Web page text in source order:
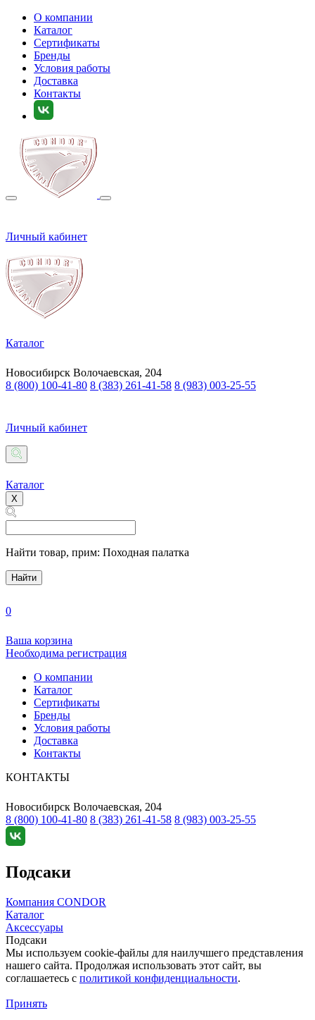
О компании
Каталог
Сертификаты
Бренды
Условия работы
Доставка
Контакты
Личный кабинет
Каталог
Новосибирск Волочаевская, 204
8 (800) 100-41-80 8 (383) 261-41-58 8 (983) 003-25-55
Личный кабинет
Каталог
X
Найти товар, прим: Походная палатка
Найти
0
Ваша корзина
Необходима регистрация
О компании
Каталог
Сертификаты
Бренды
Условия работы
Доставка
Контакты
КОНТАКТЫ
Новосибирск Волочаевская, 204
8 (800) 100-41-80 8 (383) 261-41-58 8 (983) 003-25-55
Подсаки
Компания CONDOR
Каталог
Аксессуары
Подсаки
Мы используем cookie-файлы для наилучшего представления
нашего сайта. Продолжая использовать этот сайт, вы
соглашаетесь c политикой конфиденциальности.
Принять